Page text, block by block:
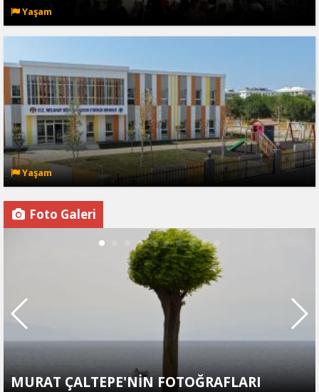
Yaşam
Yaşam
Foto Galeri
MURAT ÇALTEPE'NİN FOTOĞRAFLARI